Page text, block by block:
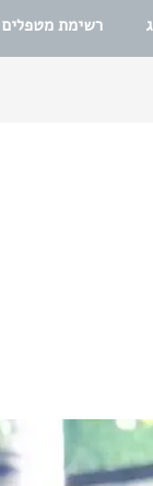
רשימת מטפלים